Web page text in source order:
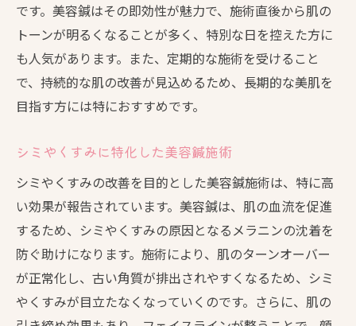
です。美容鍼はその即効性が魅力で、施術直後から肌の
トーンが明るくなることが多く、特別な日を控えた方に
も人気があります。また、定期的な施術を受けること
で、持続的な肌の改善が見込めるため、長期的な美肌を
目指す方には特におすすめです。
シミやくすみに特化した美容鍼施術
シミやくすみの改善を目的とした美容鍼施術は、特に高
い効果が報告されています。美容鍼は、肌の血流を促進
するため、シミやくすみの原因となるメラニンの沈着を
防ぐ助けになります。施術により、肌のターンオーバー
が正常化し、古い角質が排出されやすくなるため、シミ
やくすみが目立たなくなっていくのです。さらに、肌の